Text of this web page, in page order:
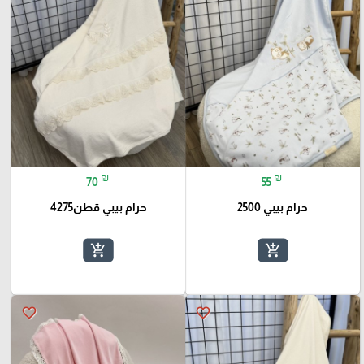
55 ₪
حرام بيبي 2500
add_shopping_cart
70 ₪
حرام بيبي قطن4275
add_shopping_cart
favorite_border
favorite_border